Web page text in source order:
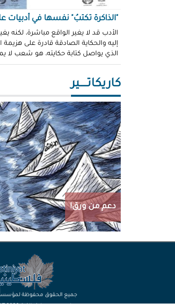
"الذاكرة تكتبُ" نفسها في
الأدب قد لا يغير الواقع مباشرة، لكنه
إليه والحكاية الصادقة قادرة على
الذي يواصل كتابة حكايته، هو شعب لا
كاريكاتـــــير
دعم من ورق!
جميع الحقوق محفوظة